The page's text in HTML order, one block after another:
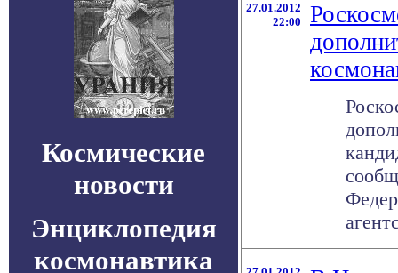
Космические
новости
Энциклопедия
космонавтика
27.01.2012
22:00